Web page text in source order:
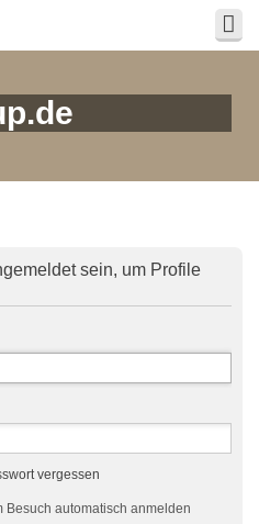
sein, um Profile
vergessen
Besuch automatisch anmelden